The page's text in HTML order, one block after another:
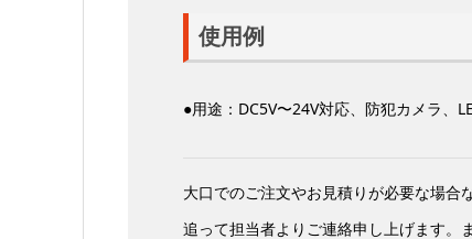
使用例
●用途：DC5V〜24V対応、防犯カメラ、
大口でのご注文やお見積りが必要な場合
追って担当者よりご連絡申し上げます。